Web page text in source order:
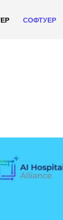
СОФТУЕР